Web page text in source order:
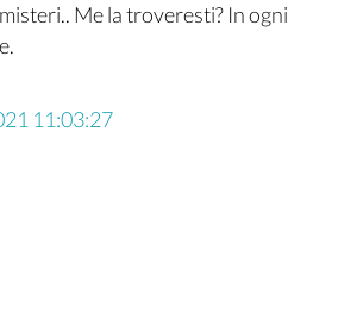
Me la troveresti? In ogni
11:03:27